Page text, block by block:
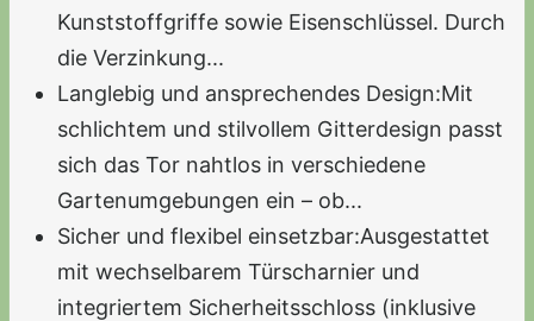
Kunststoffgriffe sowie Eisenschlüssel. Durch
die Verzinkung...
Langlebig und ansprechendes Design:Mit
schlichtem und stilvollem Gitterdesign passt
sich das Tor nahtlos in verschiedene
Gartenumgebungen ein – ob...
Sicher und flexibel einsetzbar:Ausgestattet
mit wechselbarem Türscharnier und
integriertem Sicherheitsschloss (inklusive